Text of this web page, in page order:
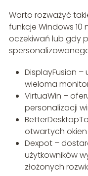
Warto rozważyć
funkcje Windows 10
oczekiwań lub gdy
DisplayFusion
wieloma
VirtuaWin –
personalizacji
otwartych
Dexpot –
użytkowników
złożonych